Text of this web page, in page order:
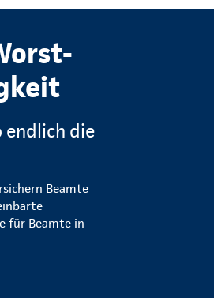
endlich die
Beamte
für Beamte in